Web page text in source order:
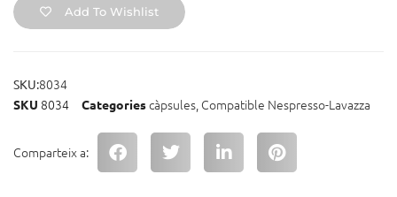
Add To Wishlist
SKU:8034
SKU 8034 Categoriescàpsules, Compatible Nespresso-Lavazza
Comparteix a: